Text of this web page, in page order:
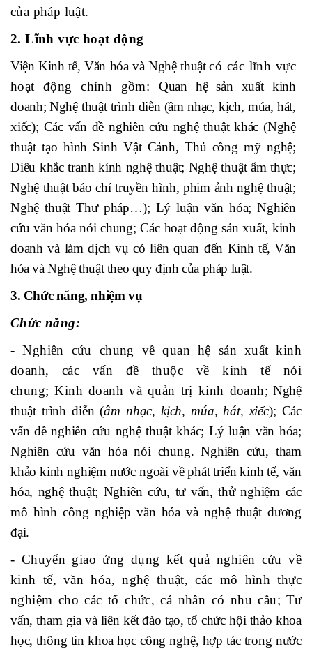
của pháp luật.
2. Lĩnh vực hoạt động
Viện Kinh tế, Văn hóa và Nghệ thuật có các lĩnh vực
hoạt động chính gồm: Quan hệ sản xuất kinh
doanh; Nghệ thuật trình diễn (âm nhạc, kịch, múa, hát,
xiếc); Các vấn đề nghiên cứu nghệ thuật khác (Nghệ
thuật tạo hình Sinh Vật Cảnh, Thủ công mỹ nghệ;
Điêu khắc tranh kính nghệ thuật; Nghệ thuật ẩm thực;
Nghệ thuật báo chí truyền hình, phim ảnh nghệ thuật;
Nghệ thuật Thư pháp…); Lý luận văn hóa; Nghiên
cứu văn hóa nói chung; Các hoạt động sản xuất, kinh
doanh và làm dịch vụ có liên quan đến Kinh tế, Văn
hóa và Nghệ thuậttheo quy định của pháp luật.
3. Chức năng, nhiệm vụ
Chức năng:
- Nghiên cứu chung về quan hệ sản xuất kinh
doanh, các vấn đề thuộc về kinh tế nói
chung;Kinh doanh và quản trị kinh doanh; Nghệ
thuật trình diễn (âm nhạc, kịch, múa, hát, xiếc); Các
vấn đề nghiên cứu nghệ thuật khác; Lý luận văn hóa;
Nghiên cứu văn hóa nói chung. Nghiên cứu, tham
khảo kinh nghiệm nước ngoài về phát triển kinh tế, văn
hóa, nghệ thuật; Nghiên cứu, tư vấn, thử nghiệm các
mô hình công nghiệp văn hóa và nghệ thuật đương
đại.
- Chuyển giao ứng dụng kết quả nghiên cứu về
kinh tế, văn hóa, nghệ thuật, các mô hình thực
nghiệm cho các tổ chức, cá nhân có nhu cầu;Tư
vấn, tham gia và liên kết đào tạo, tổ chức hội thảo khoa
học, thông tin khoa học công nghệ, hợp tác trong nước